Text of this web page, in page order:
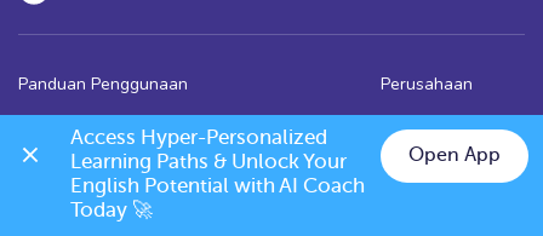
Panduan Penggunaan
Pertanyaan umum
Kebijakan penukaran,
pengembalikan, pembatalan
Perusahaan
Shop
Kontak
Access Hyper-Personalized
Learning Paths & Unlock Your
English Potential with AI Coach
Today 🚀
Open App